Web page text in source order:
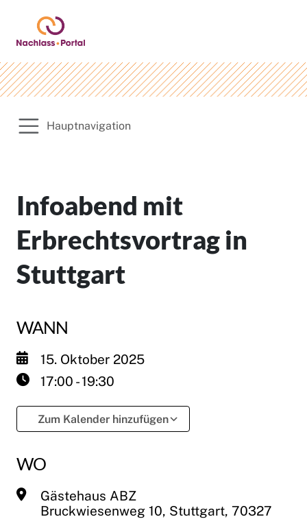
Hauptnavigation
Infoabend mit
Erbrechtsvortrag in
Stuttgart
WANN
15. Oktober 2025
17:00 - 19:30
Zum Kalender hinzufügen
WO
Gästehaus ABZ
Bruckwiesenweg 10, Stuttgart, 70327